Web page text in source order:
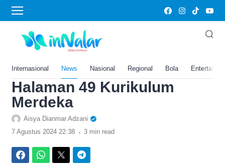
Internasional News Nasional Regional Bola
Home›Edukasi
Teks ‘Kota Tanpa Buku’,
Kunci Jawaban Bahasa
Indonesia Kelas 9 SMP
Halaman 49 Kurikulum
Merdeka
Aisya Dianmar Adzani
7 Agustus 2024 22:38 . 3 min read